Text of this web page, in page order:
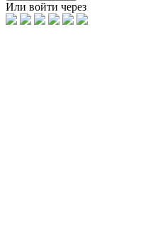
Или войти через